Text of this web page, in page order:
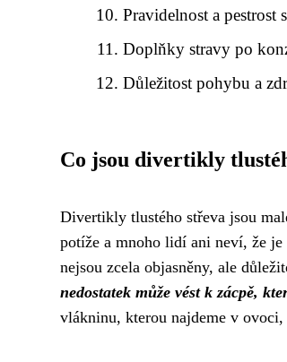
Pravidelnost a pestrost
Doplňky stravy po
Důležitost pohybu a
Co jsou divertikly
Divertikly tlustého střeva jsou
potíže a mnoho lidí ani neví, že je
nejsou zcela objasněny, ale
nedostatek může vést k zácpě,
vlákninu, kterou najdeme v